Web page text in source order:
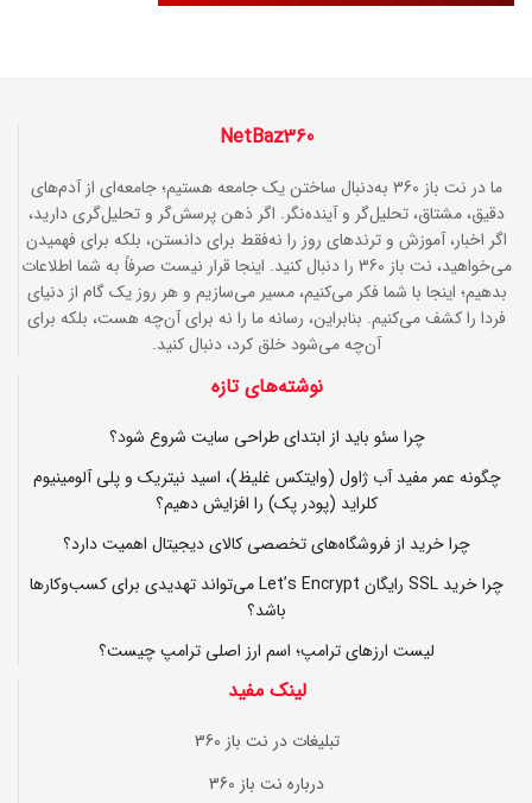
NetBaz360
ما در نت باز 360 به‌دنبال ساختن یک جامعه هستیم؛ جامعه‌ای از آدم‌های
دقیق، مشتاق، تحلیل‌گر و آینده‌نگر. اگر ذهن پرسش‌گر و تحلیل‌گری دارید،
اگر اخبار، آموزش و ترندهای روز را نه‌فقط برای دانستن، بلکه برای فهمیدن
می‌خواهید، نت باز 360 را دنبال کنید. اینجا قرار نیست صرفاً به شما اطلاعات
بدهیم؛ اینجا با شما فکر می‌کنیم، مسیر می‌سازیم و هر روز یک گام از دنیای
فردا را کشف می‌کنیم. بنابراین، رسانه ما را نه برای آن‌چه هست، بلکه برای
آن‌چه می‌شود خلق کرد، دنبال کنید.
نوشته‌های تازه
چرا سئو باید از ابتدای طراحی سایت شروع شود؟
چگونه عمر مفید آب ژاول (وایتکس غلیظ)، اسید نیتریک و پلی آلومینیوم
کلراید (پودر پک) را افزایش دهیم؟
چرا خرید از فروشگاه‌های تخصصی کالای دیجیتال اهمیت دارد؟
چرا خرید SSL رایگان Let’s Encrypt می‌تواند تهدیدی برای کسب‌وکارها
باشد؟
لیست ارزهای ترامپ؛ اسم ارز اصلی ترامپ چیست؟
لینک مفید
تبلیغات در نت باز 360
درباره نت باز 360